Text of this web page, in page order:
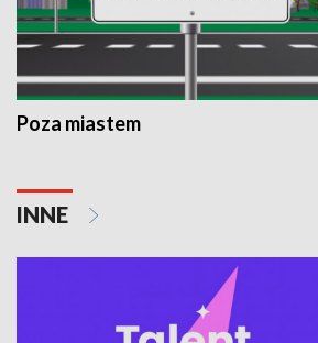
Poza miastem
INNE